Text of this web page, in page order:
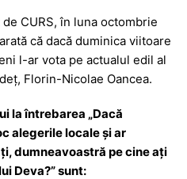
e
gr
a
m
s
s
a
g
e
ta
je
a
z
ă
CURS, în luna octombrie
că dacă duminica viitoare
l-ar vota pe actualul edil al
Florin-Nicolae Oancea.
la întrebarea „Dacă
alegerile locale și ar
dumneavoastră pe cine ați
Deva?” sunt: